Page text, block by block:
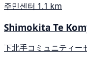
주민센터 1.1 km
Shimokita Te
下北手コミュニティー